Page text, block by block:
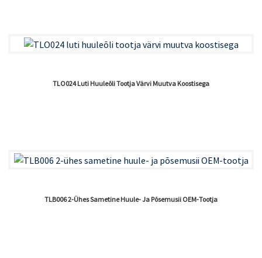
TLO024 Luti Huuleõli Tootja Värvi Muutva Koostisega
TLB006 2-Ühes Sametine Huule- Ja Põsemusii OEM-Tootja